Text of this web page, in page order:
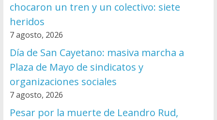
chocaron un tren y un colectivo: siete
heridos
7 agosto, 2026
Día de San Cayetano: masiva marcha a
Plaza de Mayo de sindicatos y
organizaciones sociales
7 agosto, 2026
Pesar por la muerte de Leandro Rud,